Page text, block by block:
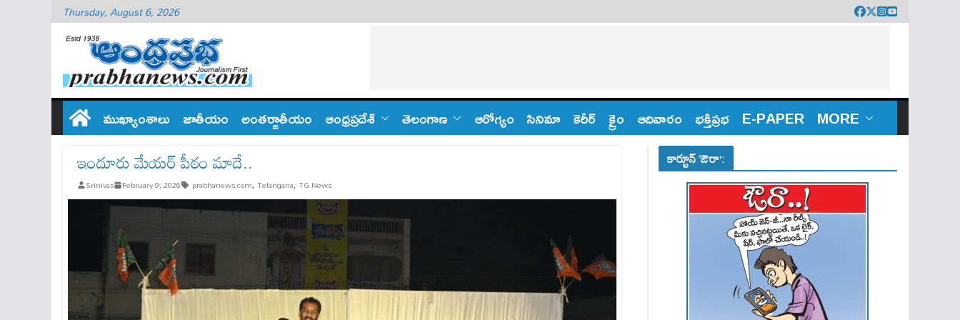
Thursday, August 6, 2026
ముఖ్యాంశాలు జాతీయం అంతర్జాతీయం ఆంధ్ర‌ప్ర‌దేశ్ తెలంగాణ‌ ఆరోగ్యం సినిమా కెరీర్ క్రైం ఆదివారం భక్తిప్రభ E-PAPER MORE
ఇందూరు మేయర్ పీఠం మాదే..
Srinivas February 9, 2026 prabhanews.com, Telangana, TG News
కార్టూన్ ‘ఔరా’: